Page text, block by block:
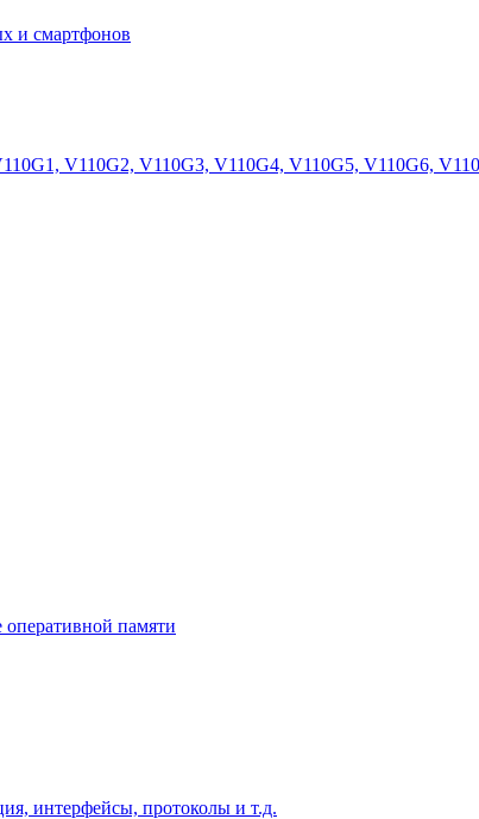
и смартфонов
V110G2, V110G3, V110G4, V110G5, V110G6,
памяти
интерфейсы, протоколы и т.д.